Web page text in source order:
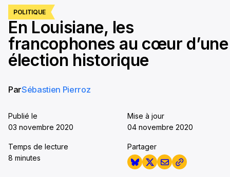
POLITIQUE
En Louisiane, les
francophones au cœur d’une
élection historique
ParSébastien Pierroz
Publié le
03 novembre 2020
Mise à jour
04 novembre 2020
Temps de lecture
8 minutes
Partager